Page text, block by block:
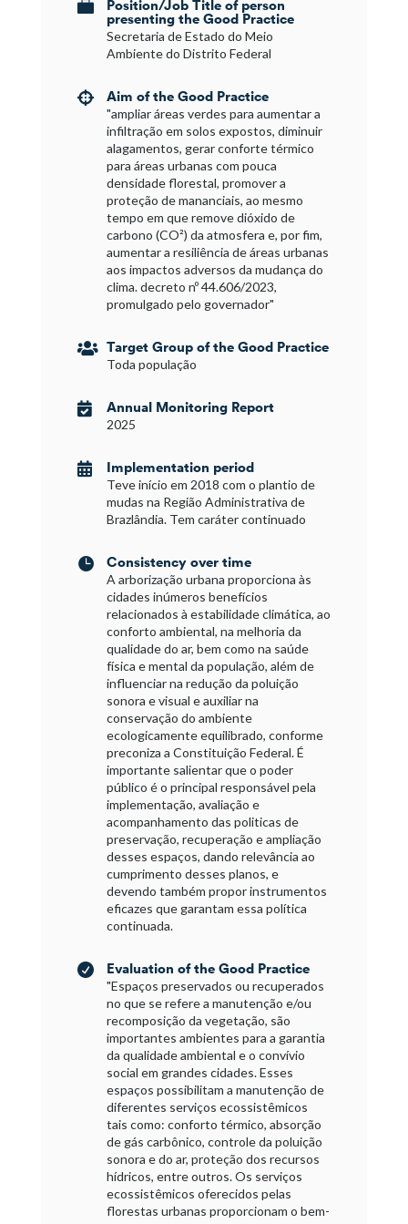
 Position/Job Title of person
presenting the Good Practice
Secretaria de Estado do Meio
Ambiente do Distrito Federal
 Aim of the Good Practice
"ampliar áreas verdes para aumentar a
infiltração em solos expostos, diminuir
alagamentos, gerar conforte térmico
para áreas urbanas com pouca
densidade florestal, promover a
proteção de mananciais, ao mesmo
tempo em que remove dióxido de
carbono (CO²) da atmosfera e, por fim,
aumentar a resiliência de áreas urbanas
aos impactos adversos da mudança do
clima. decreto nº 44.606/2023,
promulgado pelo governador"
 Target Group of the Good Practice
Toda população
 Annual Monitoring Report
2025
 Implementation period
Teve início em 2018 com o plantio de
mudas na Região Administrativa de
Brazlândia. Tem caráter continuado
 Consistency over time
A arborização urbana proporciona às
cidades inúmeros benefícios
relacionados à estabilidade climática, ao
conforto ambiental, na melhoria da
qualidade do ar, bem como na saúde
física e mental da população, além de
influenciar na redução da poluição
sonora e visual e auxiliar na
conservação do ambiente
ecologicamente equilibrado, conforme
preconiza a Constituição Federal. É
importante salientar que o poder
público é o principal responsável pela
implementação, avaliação e
acompanhamento das politicas de
preservação, recuperação e ampliação
desses espaços, dando relevância ao
cumprimento desses planos, e
devendo também propor instrumentos
eficazes que garantam essa política
continuada.
 Evaluation of the Good Practice
"Espaços preservados ou recuperados
no que se refere a manutenção e/ou
recomposição da vegetação, são
importantes ambientes para a garantia
da qualidade ambiental e o convívio
social em grandes cidades. Esses
espaços possibilitam a manutenção de
diferentes serviços ecossistêmicos
tais como: conforto térmico, absorção
de gás carbônico, controle da poluição
sonora e do ar, proteção dos recursos
hídricos, entre outros. Os serviços
ecossistêmicos oferecidos pelas
florestas urbanas proporcionam o bem-